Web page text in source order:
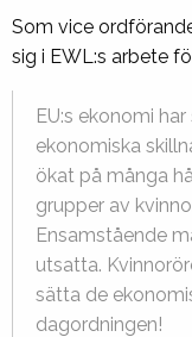
Som vice
sig i EWL:s arbete
EU:s ekonomi
ekonomiska
ökat på många
grupper av
Ensamstående
utsatta.
sätta de
dagordningen!